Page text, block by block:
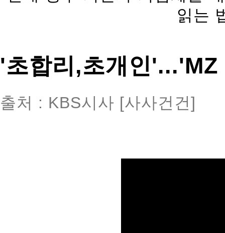
읽는
'초합리,초개인
출처 : KBS시사 [사사건건]